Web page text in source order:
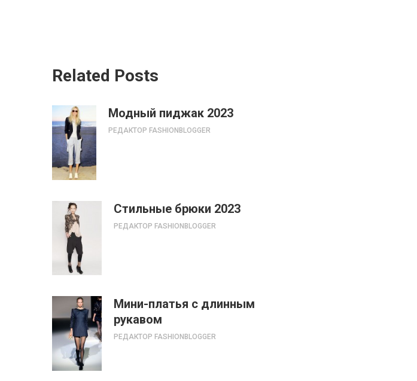
Related Posts
Модный пиджак 2023
РЕДАКТОР FASHIONBLOGGER
Стильные брюки 2023
РЕДАКТОР FASHIONBLOGGER
Мини-платья с длинным
рукавом
РЕДАКТОР FASHIONBLOGGER